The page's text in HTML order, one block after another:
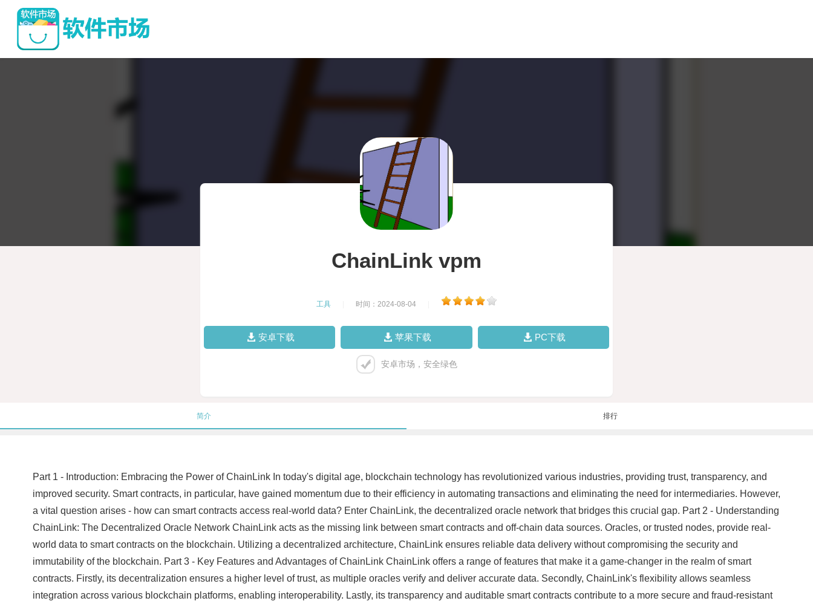
ChainLink vpm
工具 时间：2024-08-04
安卓下载 苹果下载 PC下载
安卓市场，安全绿色
简介 排行
Part 1 - Introduction: Embracing the Power of ChainLink In today's digital age, blockchain technology has revolutionized various industries, providing trust, transparency, and
improved security. Smart contracts, in particular, have gained momentum due to their efficiency in automating transactions and eliminating the need for intermediaries. However,
a vital question arises - how can smart contracts access real-world data? Enter ChainLink, the decentralized oracle network that bridges this crucial gap. Part 2 - Understanding
ChainLink: The Decentralized Oracle Network ChainLink acts as the missing link between smart contracts and off-chain data sources. Oracles, or trusted nodes, provide real-
world data to smart contracts on the blockchain. Utilizing a decentralized architecture, ChainLink ensures reliable data delivery without compromising the security and
immutability of the blockchain. Part 3 - Key Features and Advantages of ChainLink ChainLink offers a range of features that make it a game-changer in the realm of smart
contracts. Firstly, its decentralization ensures a higher level of trust, as multiple oracles verify and deliver accurate data. Secondly, ChainLink's flexibility allows seamless
integration across various blockchain platforms, enabling interoperability. Lastly, its transparency and auditable smart contracts contribute to a more secure and fraud-resistant